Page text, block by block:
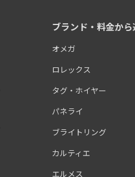
ブランド・料金から
オメガ
ロレックス
タグ・ホイヤー
パネライ
ブライトリング
カルティエ
エルメス